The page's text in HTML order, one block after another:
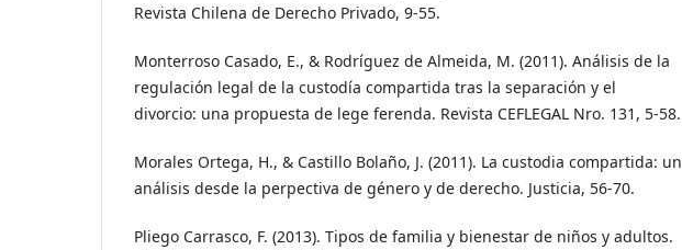
Revista Chilena de Derecho Privado, 9-55.
Monterroso Casado, E., & Rodríguez de Almeida, M. (2011). Análisis de la
regulación legal de la custodía compartida tras la separación y el
divorcio: una propuesta de lege ferenda. Revista CEFLEGAL Nro. 131, 5-58.
Morales Ortega, H., & Castillo Bolaño, J. (2011). La custodia compartida: un
análisis desde la perpectiva de género y de derecho. Justicia, 56-70.
Pliego Carrasco, F. (2013). Tipos de familia y bienestar de niños y adultos.